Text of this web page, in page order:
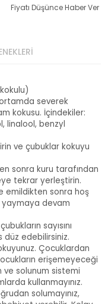
Fiyatı Düşünce Haber Ver
severek
kokusu. İçindekiler:
linalool, benzyl
ve çubuklar kokuyu
sonra kuru tarafından
tekrar yerleştirin.
emildikten sonra hoş
devam
sayısını
düz edebilirsiniz.
Çocuklardan
erişemeyeceği
ve solunum sistemi
kullanmayınız.
solumayınız,